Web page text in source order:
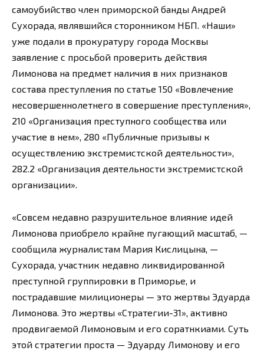
самоубийство член приморской банды Андрей
Сухорада, являвшийся сторонником НБП. «Наши»
уже подали в прокуратуру города Москвы
заявление с просьбой проверить действия
Лимонова на предмет наличия в них признаков
состава преступления по статье 150 «Вовлечение
несовершеннолетнего в совершение преступления»,
210 «Организация преступного сообщества или
участие в нем», 280 «Публичные призывы к
осуществлению экстремистской деятельности»,
282.2 «Организация деятельности экстремистской
организации».
«Совсем недавно разрушительное влияние идей
Лимонова приобрело крайне пугающий масштаб, —
сообщила журналистам Мария Кислицына, —
Сухорада, участник недавно ликвидированной
преступной группировки в Приморье, и
пострадавшие милиционеры — это жертвы Эдуарда
Лимонова. Это жертвы «Стратегии-31», активно
продвигаемой Лимоновым и его соратнкиами. Суть
этой стратегии проста — Эдуарду Лимонову и его